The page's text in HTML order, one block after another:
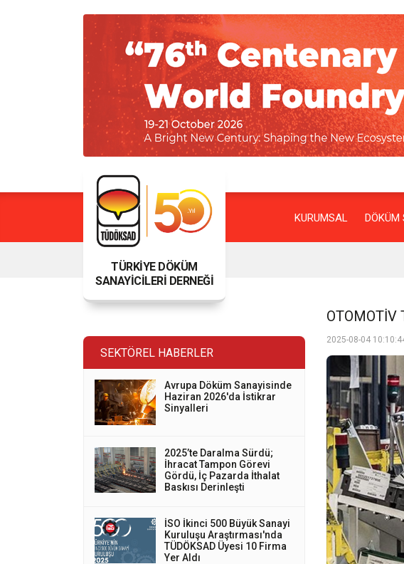
TÜRKİYE DÖKÜM
SANAYİCİLERİ DERNEĞİ
KURUMSAL DÖKÜM
SEKTÖREL HABERLER
Avrupa Döküm Sanayisinde
Haziran 2026'da İstikrar
Sinyalleri
2025’te Daralma Sürdü;
İhracat Tampon Görevi
Gördü, İç Pazarda İthalat
Baskısı Derinleşti
İSO İkinci 500 Büyük Sanayi
Kuruluşu Araştırması'nda
TÜDÖKSAD Üyesi 10 Firma
Yer Aldı
OTOMOTIV
2025-08-04